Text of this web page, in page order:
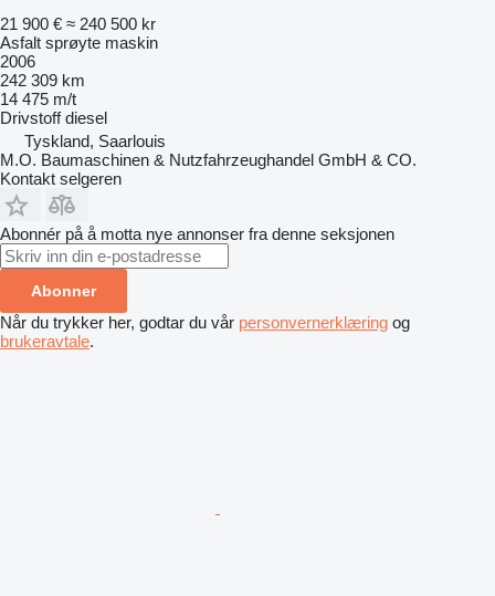
21 900 € ≈ 240 500 kr
Asfalt sprøyte maskin
2006
242 309 km
14 475 m/t
Drivstoff diesel
Tyskland, Saarlouis
M.O. Baumaschinen & Nutzfahrzeughandel GmbH & CO.
Kontakt selgeren
Abonnér på å motta nye annonser fra denne seksjonen
Abonner
Når du trykker her, godtar du vår personvernerklæring og
brukeravtale.